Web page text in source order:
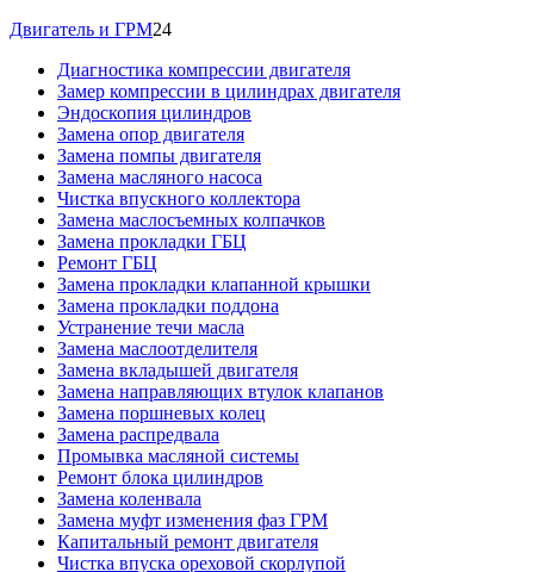
Двигатель и ГРМ24
Диагностика компрессии двигателя
Замер компрессии в цилиндрах двигателя
Эндоскопия цилиндров
Замена опор двигателя
Замена помпы двигателя
Замена масляного насоса
Чистка впускного коллектора
Замена маслосъемных колпачков
Замена прокладки ГБЦ
Ремонт ГБЦ
Замена прокладки клапанной крышки
Замена прокладки поддона
Устранение течи масла
Замена маслоотделителя
Замена вкладышей двигателя
Замена направляющих втулок клапанов
Замена поршневых колец
Замена распредвала
Промывка масляной системы
Ремонт блока цилиндров
Замена коленвала
Замена муфт изменения фаз ГРМ
Капитальный ремонт двигателя
Чистка впуска ореховой скорлупой